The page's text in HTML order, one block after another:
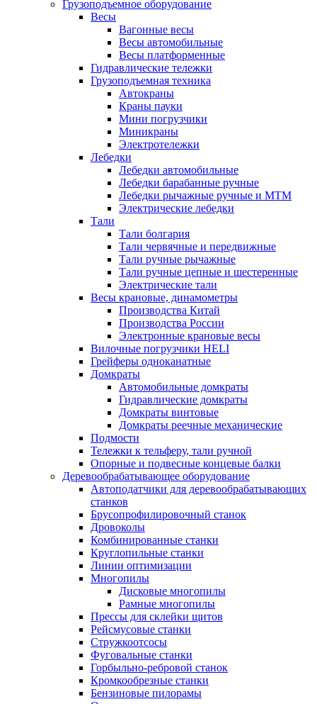
Грузоподъемное оборудование
Весы
Вагонные весы
Весы автомобильные
Весы платформенные
Гидравлические тележки
Грузоподъемная техника
Автокраны
Краны пауки
Мини погрузчики
Миникраны
Электротележки
Лебедки
Лебедки автомобильные
Лебедки барабанные ручные
Лебедки рычажные ручные и МТМ
Электрические лебедки
Тали
Тали болгария
Тали червячные и передвижные
Тали ручные рычажные
Тали ручные цепные и шестеренные
Электрические тали
Весы крановые, динамометры
Производства Китай
Производства России
Электронные крановые весы
Вилочные погрузчики HELI
Грейферы одноканатные
Домкраты
Автомобильные домкраты
Гидравлические домкраты
Домкраты винтовые
Домкраты реечные механические
Подмости
Тележки к тельферу, тали ручной
Опорные и подвесные концевые балки
Деревообрабатывающее оборудование
Автоподатчики для деревообрабатывающих
станков
Брусопрофилировочный станок
Дровоколы
Комбинированные станки
Круглопильные станки
Линии оптимизации
Многопилы
Дисковые многопилы
Рамные многопилы
Прессы для склейки щитов
Рейсмусовые станки
Стружкоотсосы
Фуговальные станки
Горбыльно-ребровой станок
Кромкообрезные станки
Бензиновые пилорамы